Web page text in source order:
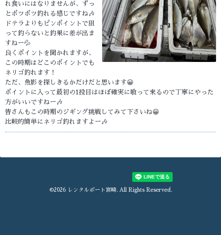
れ食いにはなりませんが、ずっ
とポツポツ釣れる感じですね🎶
ドテラよりもピンポイントで狙
って釣らないと釣果に差が出ま
すねー💦
良くポイントを聞かれますが、
この時期はどこのポイントでも
ネリゴ釣れます！
ただ、魚影を探しきるかだけだと思います😀
ポイントに入って最初の1投目はほぼ確実に喰って来るので丁寧にやった
方がいいですねー🎶
皆さんもこの時期のジギング挑戦してみて下さいね😀
比較的簡単にネリゴ釣れますよー🎶
©2026 レンタルボート宮崎. All Rights Reserved.